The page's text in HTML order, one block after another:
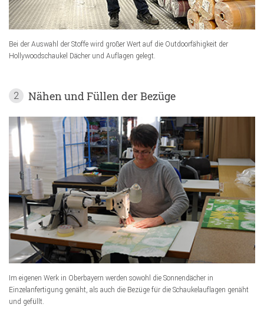
Bei der Auswahl der Stoffe wird großer Wert auf die Outdoorfähigkeit der
Hollywoodschaukel Dächer und Auflagen gelegt.
2 Nähen und Füllen der Bezüge
Im eigenen Werk in Oberbayern werden sowohl die Sonnendächer in
Einzelanfertigung genäht, als auch die Bezüge für die Schaukelauflagen genäht
und gefüllt.